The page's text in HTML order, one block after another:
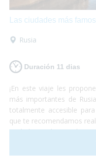
pocos cientos de
encantará!
Las ciudades más
Rusia
Duración 11 dias
¡En este viaje les
más importantes de
totalmente accesible
que te recomendamos
ciudades realmente
conocer las principales
para otra